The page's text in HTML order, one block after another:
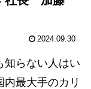
2024.09.30
らない人はい
最大手のカリ